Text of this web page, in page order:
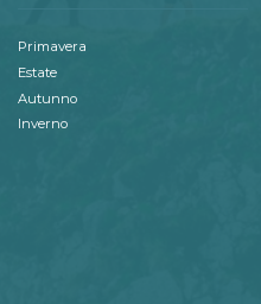
Primavera
Estate
Autunno
Inverno